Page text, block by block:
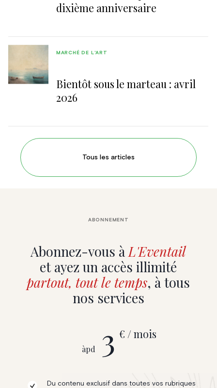
dixième anniversaire
Bientôt sous le marteau : avril
2026
MARCHÉ DE L'ART
Tous les articles
Abonnez-vous àL'Eventail
et ayez un accès illimité
partout, tout le temps, à tous
nos services
ABONNEMENT
àpd 3 € / mois
Du contenu exclusif dans toutes vos rubriques